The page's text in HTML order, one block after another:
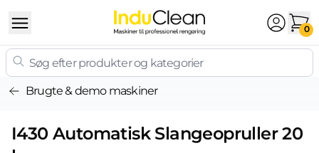
0
Brugte & demo maskiner
I430 Automatisk Slangeopruller 20